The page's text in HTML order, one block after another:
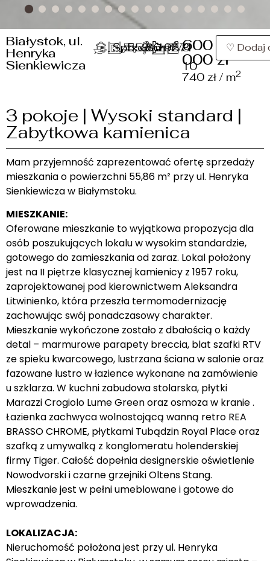
Białystok, ul.
Henryka
Sienkiewicza
Sprzedaż
55.86 m2
3 1957
2/31
600
000 zł
10
740 zł / m2
♡ Dodaj
3 pokoje | Wysoki standard |
Zabytkowa kamienica
Mam przyjemność zaprezentować ofertę sprzedaży
mieszkania o powierzchni 55,86 m² przy ul. Henryka
Sienkiewicza w Białymstoku.
MIESZKANIE:
Oferowane mieszkanie to wyjątkowa propozycja dla
osób poszukujących lokalu w wysokim standardzie,
gotowego do zamieszkania od zaraz. Lokal położony
jest na II piętrze klasycznej kamienicy z 1957 roku,
zaprojektowanej pod kierownictwem Aleksandra
Litwinienko, która przeszła termomodernizację
zachowując swój ponadczasowy charakter.
Mieszkanie wykończone zostało z dbałością o każdy
detal – marmurowe parapety breccia, blat szafki RTV
ze spieku kwarcowego, lustrzana ściana w salonie oraz
fazowane lustro w łazience wykonane na zamówienie
u szklarza. W kuchni zabudowa stolarska, płytki
Marazzi Crogiolo Lume Green oraz osmoza w kranie .
Łazienka zachwyca wolnostojącą wanną retro REA
BRASSO CHROME, płytkami Tubądzin Royal Place oraz
szafką z umywalką z konglomeratu holenderskiej
firmy Tiger. Całość dopełnia designerskie oświetlenie
Nowodvorski i czarne grzejniki Oltens Stang.
Mieszkanie jest w pełni umeblowane i gotowe do
wprowadzenia.
LOKALIZACJA:
Nieruchomość położona jest przy ul. Henryka